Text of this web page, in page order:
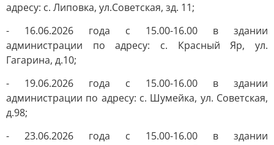
адресу: с. Липовка, ул.Советская, зд. 11;
- 16.06.2026 года с 15.00-16.00 в здании
администрации по адресу: с. Красный Яр, ул.
Гагарина, д.10;
- 19.06.2026 года с 15.00-16.00 в здании
администрации по адресу: с. Шумейка, ул. Советская,
д.98;
- 23.06.2026 года с 15.00-16.00 в здании